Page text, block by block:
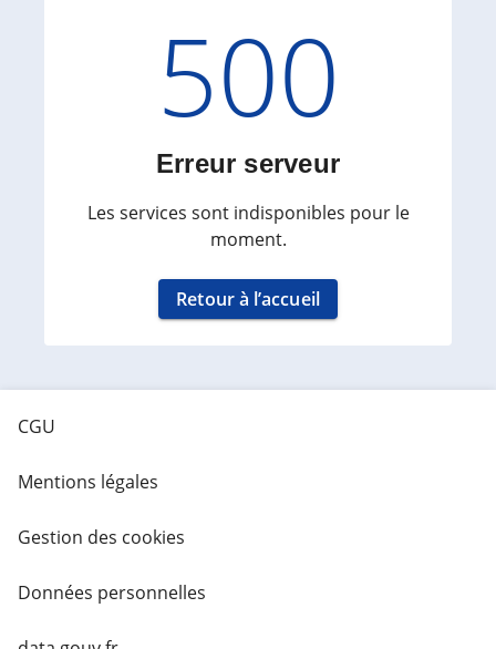
Code
500
Erreur serveur
Les services sont indisponibles pour le
moment.
Retour à l’accueil
CGU
Mentions légales
Gestion des cookies
Données personnelles